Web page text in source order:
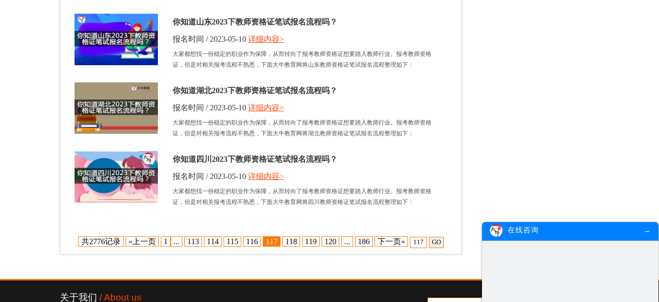
你知道山东2023下教师资格证笔试报名流程吗？
报名时间 / 2023-05-10
大家都想找一份稳定的职业作为保障，从而转向了报考教师资格证想要踏入教师行业。报考教师资格
证，但是对相关报考流程不熟悉，下面大牛教育网将山东教师资格证笔试报名流程整理如下：
详细内容>
你知道湖北2023下教师资格证笔试报名流程吗？
报名时间 / 2023-05-10
大家都想找一份稳定的职业作为保障，从而转向了报考教师资格证想要踏入教师行业。报考教师资格
证，但是对相关报考流程不熟悉，下面大牛教育网将湖北教师资格证笔试报名流程整理如下：
详细内容>
你知道四川2023下教师资格证笔试报名流程吗？
报名时间 / 2023-05-10
大家都想找一份稳定的职业作为保障，从而转向了报考教师资格证想要踏入教师行业。报考教师资格
证，但是对相关报考流程不熟悉，下面大牛教育网将四川教师资格证笔试报名流程整理如下：
详细内容>
共2776记录 «上一页 1 ... 113 114 115 116 117 118 119 120 ... 186 下一页» GO
关于我们 / About us
在线咨询